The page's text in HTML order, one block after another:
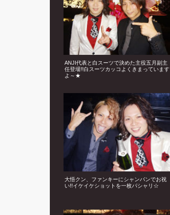
ANJI代表と白スーツで決めた主役五月副主
任登場!!白スーツカッコよくきまっています
よ～★
大悟クン、ファンキーにシャンパンでお祝
い!!イケイケショットを一枚パシャリ☆